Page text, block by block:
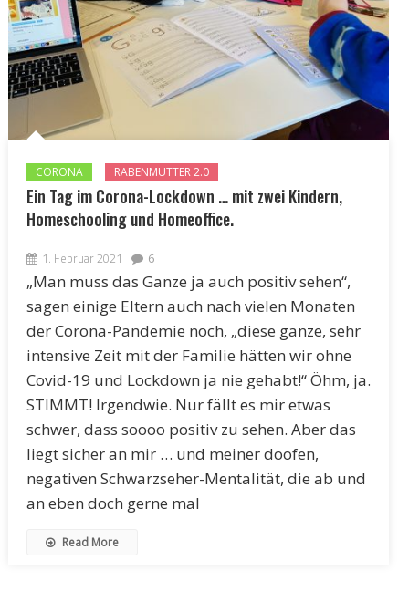
CORONA RABENMUTTER 2.0
Ein Tag im Corona-Lockdown … mit zwei Kindern,
Homeschooling und Homeoffice.
1. Februar 2021 6
„Man muss das Ganze ja auch positiv sehen“,
sagen einige Eltern auch nach vielen Monaten
der Corona-Pandemie noch, „diese ganze, sehr
intensive Zeit mit der Familie hätten wir ohne
Covid-19 und Lockdown ja nie gehabt!“ Öhm, ja.
STIMMT! Irgendwie. Nur fällt es mir etwas
schwer, dass soooo positiv zu sehen. Aber das
liegt sicher an mir … und meiner doofen,
negativen Schwarzseher-Mentalität, die ab und
an eben doch gerne mal
Read More